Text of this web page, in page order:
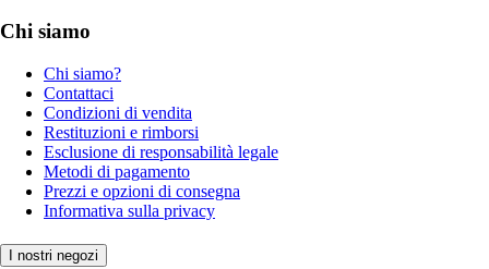
Chi siamo
Chi siamo?
Contattaci
Condizioni di vendita
Restituzioni e rimborsi
Esclusione di responsabilità legale
Metodi di pagamento
Prezzi e opzioni di consegna
Informativa sulla privacy
I nostri negozi